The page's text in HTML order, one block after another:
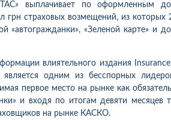
10 31.07.2026
професійний підхід.
Оформлювала каско на
залишилася дуже
разі страхового випадку
пройшло швидко, чітко та
выплачивает по оформленным
грн страховых возмещений, из которых
«автогражданки», «Зеленой карте» и
влиятельного издания
одним из бесспорных
первое место на рынке как
и входя по итогам девяти месяцев
на рынке КАСКО.